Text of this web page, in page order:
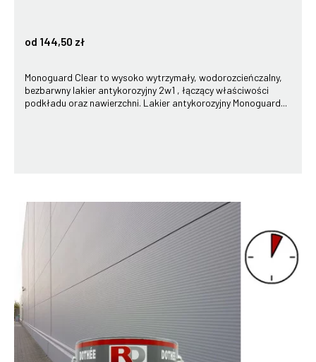
od 144,50 zł
Monoguard Clear to wysoko wytrzymały, wodorozcieńczalny,
bezbarwny lakier antykorozyjny 2w1 , łączący właściwości
podkładu oraz nawierzchni. Lakier antykorozyjny Monoguard...